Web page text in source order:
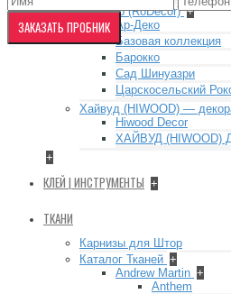
Родекор (RoDecor) +
Ар-Деко
Базовая коллекция
Барокко
Сад Шинуазри
Царскосельский
Хайвуд (HIWOOD) —
Hiwood Decor
ХАЙВУД
+
КЛЕЙ | ИНСТРУМЕНТЫ +
ТКАНИ
Карнизы для Штор
Каталог Тканей +
Andrew Martin +
Anthem
ЗАКАЗАТЬ ПРОБНИК